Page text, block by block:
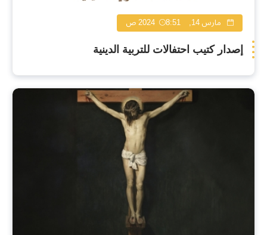
مارس 14, 2024 8:51 ص
إصدار كتيب احتفالات للتربية الدينية